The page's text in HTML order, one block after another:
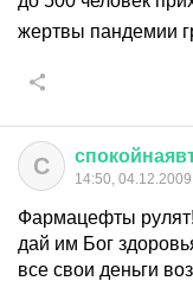
жертвы пандемии
С 14:50, 04.12.2009
Фармацефты рулят!
дай им Бог
все свои деньги